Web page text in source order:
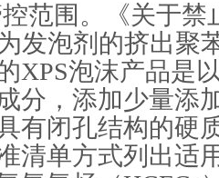
范围。《关于禁
发泡剂的挤出聚
XPS泡沫产品是
分，添加少量添
有闭孔结构的硬
清单方式列出适